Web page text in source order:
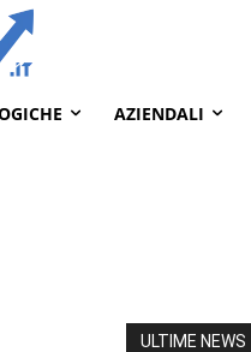
AZIENDALI
ULTIME NEWS